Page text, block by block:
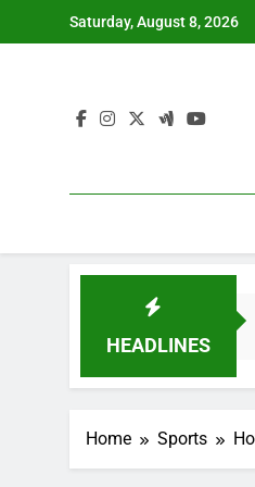
Saturday, August 8, 2026
HEADLINES
Home Sports